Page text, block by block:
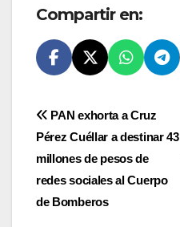
Compartir en:
Navegación
de
entradas
PAN exhorta a Cruz
Pérez Cuéllar a destinar 43
millones de pesos de
redes sociales al Cuerpo
de Bomberos